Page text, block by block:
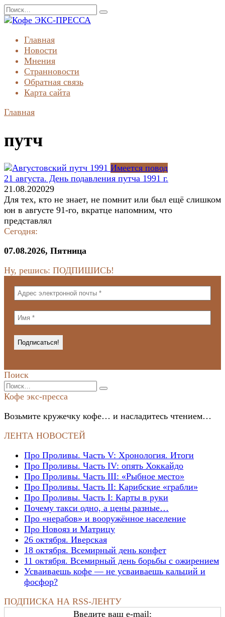
Перейти
к
Search
for:
Главная
Новости
Мнения
Странновости
Обратная связь
Карта сайта
Главная
путч
Имеется повод
21 августа. День подавления путча 1991 г.
21.08.202029
Для тех, кто не знает, не помнит или был ещё слишком
юн в августе 91-го, вкратце напомним, что
представлял
Сегодня:
07.08.2026, Пятница
Ну, решись: ПОДПИШИСЬ!
Поиск
Search
for:
Кофе экс-пресса
Возьмите кружечку кофе… и насладитесь чтением…
ЛЕНТА НОВОСТЕЙ
Про Проливы. Часть V: Хронология. Итоги
Про Проливы. Часть IV: опять Хоккайдо
Про Проливы. Часть III: «Рыбное место»
Про Проливы. Часть II: Карибские «грабли»
Про Проливы. Часть I: Карты в руки
Почему такси одно, а цены разные…
Про «нерабов» и вооружённое население
Про Новояз и Матрицу
26 октября. Иверская
18 октября. Всемирный день конфет
11 октября. Всемирный день борьбы с ожирением
Усваиваешь кофе — не усваиваешь кальций и
фосфор?
ПОДПИСКА НА RSS-ЛЕНТУ
Введите ваш e-mail: